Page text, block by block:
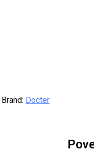
Brand: Docter